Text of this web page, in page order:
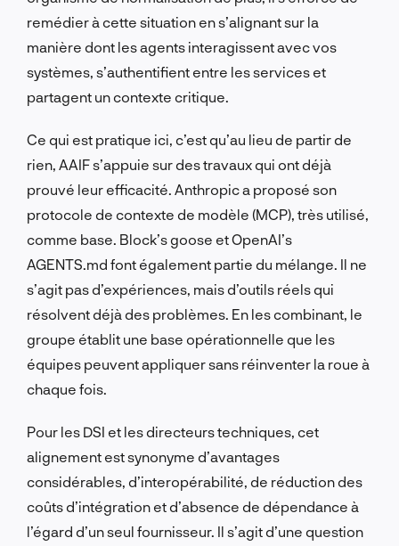
remédier à cette situation en s’alignant sur la
manière dont les agents interagissent avec vos
systèmes, s’authentifient entre les services et
partagent un contexte critique.
Ce qui est pratique ici, c’est qu’au lieu de partir de
rien, AAIF s’appuie sur des travaux qui ont déjà
prouvé leur efficacité. Anthropic a proposé son
protocole de contexte de modèle (MCP), très utilisé,
comme base. Block’s goose et OpenAI’s
AGENTS.md font également partie du mélange. Il ne
s’agit pas d’expériences, mais d’outils réels qui
résolvent déjà des problèmes. En les combinant, le
groupe établit une base opérationnelle que les
équipes peuvent appliquer sans réinventer la roue à
chaque fois.
Pour les DSI et les directeurs techniques, cet
alignement est synonyme d’avantages
considérables, d’interopérabilité, de réduction des
coûts d’intégration et d’absence de dépendance à
l’égard d’un seul fournisseur. Il s’agit d’une question